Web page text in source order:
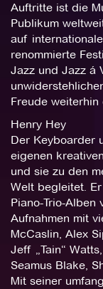
Auftritte ist die
Publikum
auf
renommierte
Jazz und Jazz á
Freude
Henry Hey
Der Keyboarder
eigenen
und sie zu den
Welt begleitet.
Piano-Trio-
Aufnahmen mit
McCaslin, Alex
Jeff „Tain“
Seamus Blake,
Mit seiner